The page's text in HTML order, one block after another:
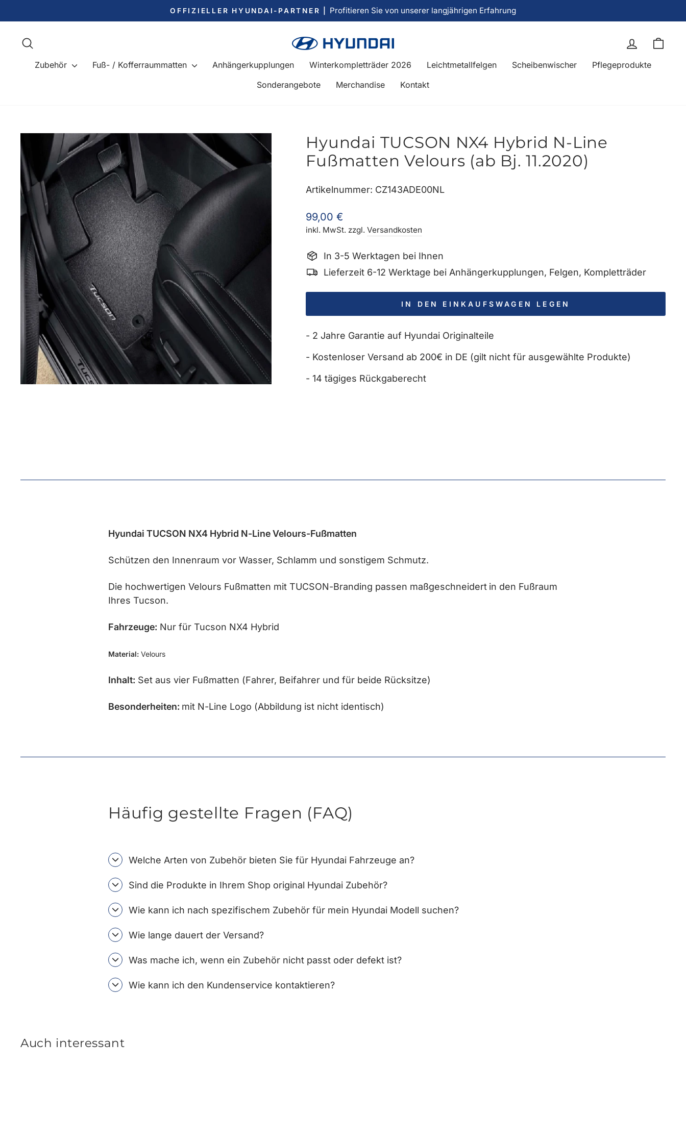
zum
Pause
Diashow
OFFIZIELLER HYUNDAI-PARTNER | Profitieren Sie von unserer langjährigen Erfahrung
Einloggen
Zubehör Fuß- / Kofferraummatten Anhängerkupplungen Winterkompletträder 2026 Leichtmetallfelgen Scheibenwischer
Pflegeprodukte
Sonderangebote
Merchandise Kontakt
Hyundai TUCSON NX4 Hybrid N-Line
Fußmatten Velours (ab Bj. 11.2020)
Artikelnummer: CZ143ADE00NL
Normaler
Preis
99,00 €
inkl. MwSt. zzgl.Versandkosten
In 3-5 Werktagen bei Ihnen
Lieferzeit 6-12 Werktage bei Anhängerkupplungen, Felgen, Kompletträder
IN DEN EINKAUFSWAGEN LEGEN
- 2 Jahre Garantie auf Hyundai Originalteile
- Kostenloser Versand ab 200€ in DE (gilt nicht für ausgewählte Produkte)
- 14 tägiges Rückgaberecht
Hyundai TUCSON NX4 Hybrid N-Line Velours-Fußmatten
Schützen den Innenraum vor Wasser, Schlamm und sonstigem Schmutz.
Die hochwertigen Velours Fußmatten mit TUCSON-Branding passen maßgeschneidert in den Fußraum
Ihres Tucson.
Fahrzeuge: Nur für Tucson NX4 Hybrid
Material: Velours
Inhalt: Set aus vier Fußmatten (Fahrer, Beifahrer und für beide Rücksitze)
Besonderheiten: mit N-Line Logo (Abbildung ist nicht identisch)
Häufig gestellte Fragen (FAQ)
Welche Arten von Zubehör bieten Sie für Hyundai Fahrzeuge an?
Sind die Produkte in Ihrem Shop original Hyundai Zubehör?
Wie kann ich nach spezifischem Zubehör für mein Hyundai Modell suchen?
Wie lange dauert der Versand?
Was mache ich, wenn ein Zubehör nicht passt oder defekt ist?
Wie kann ich den Kundenservice kontaktieren?
Auch interessant